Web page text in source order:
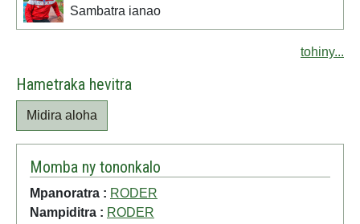
Sambatra ianao
tohiny...
Hametraka hevitra
Midira aloha
Momba ny tononkalo
Mpanoratra : RODER
Nampiditra : RODER